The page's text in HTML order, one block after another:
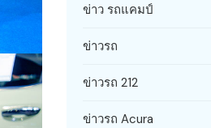
ข่าว รถแคมป์
ข่าวรถ
ข่าวรถ 212
ข่าวรถ Acura